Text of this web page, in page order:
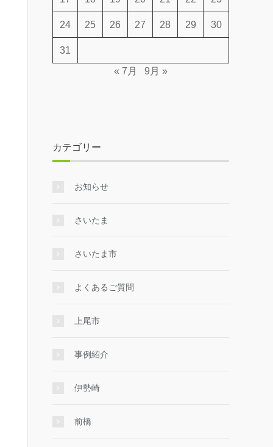
24 25 26 27 28 29 30
31
« 7月
9月 »
カテゴリー
お知らせ
さいたま
さいたま市
よくあるご質問
上尾市
事例紹介
伊勢崎
前橋